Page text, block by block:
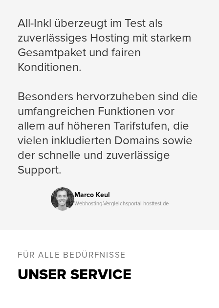
All-Inkl überzeugt im Test als
zuverlässiges Hosting mit starkem
Gesamtpaket und fairen
Konditionen.
Besonders hervorzuheben sind die
umfangreichen Funktionen vor
allem auf höheren Tarifstufen, die
vielen inkludierten Domains sowie
der schnelle und zuverlässige
Support.
Marco Keul
Webhosting-Vergleichsportal hosttest.de
FÜR ALLE BEDÜRFNISSE
UNSER SERVICE